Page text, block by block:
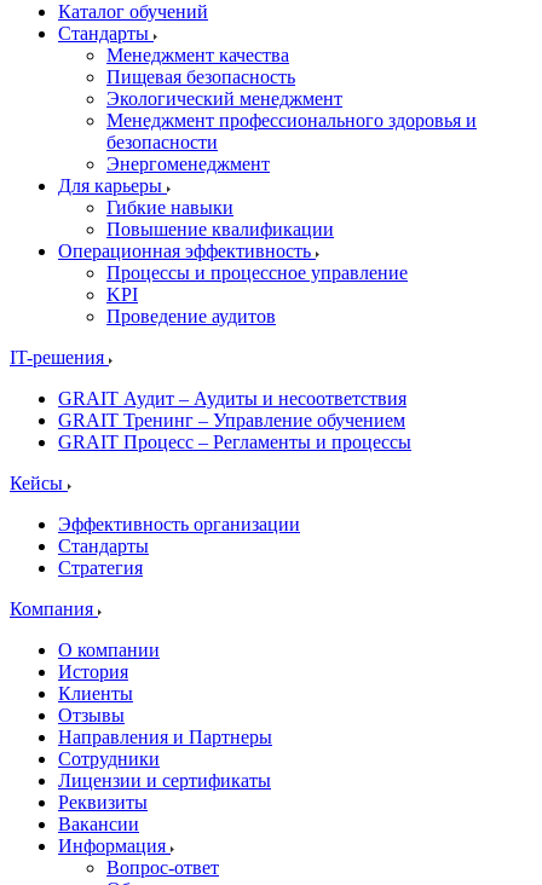
Каталог обучений
Стандарты
Менеджмент качества
Пищевая безопасность
Экологический менеджмент
Менеджмент профессионального здоровья и
безопасности
Энергоменеджмент
Для карьеры
Гибкие навыки
Повышение квалификации
Операционная эффективность
Процессы и процессное управление
KPI
Проведение аудитов
IT-решения
GRAIT Аудит – Аудиты и несоответствия
GRAIT Тренинг – Управление обучением
GRAIT Процесс – Регламенты и процессы
Кейсы
Эффективность организации
Стандарты
Стратегия
Компания
О компании
История
Клиенты
Отзывы
Направления и Партнеры
Сотрудники
Лицензии и сертификаты
Реквизиты
Вакансии
Информация
Вопрос-ответ